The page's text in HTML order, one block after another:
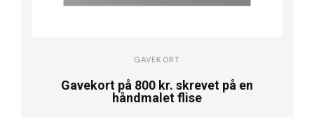
GAVEKORT
Gavekort på 800 kr. skrevet på en
håndmalet flise